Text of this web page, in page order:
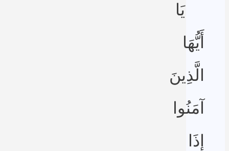
يَا
أَيُّهَا
الَّذِينَ
آمَنُوا
إِذَا